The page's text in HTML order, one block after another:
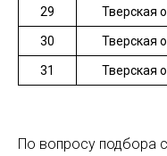
29 Тверская
30 Тверская
31 Тверская
По вопросу подбора